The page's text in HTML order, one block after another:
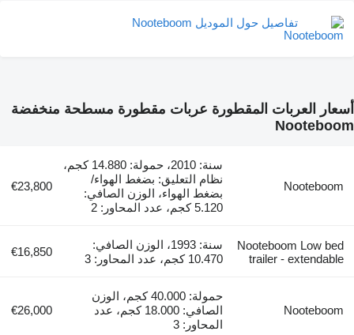
تفاصيل حول الموديل Nooteboom
أسعار العربات المقطورة عربات مقطورة مسطحة منخفضة
Nooteboom
Nooteboom
سنة: 2010، حمولة: 14.880 كجم،
نظام التعليق: بضغط الهواء/
بضغط الهواء، الوزن الصافي:
5.120 كجم، عدد المحاور: 2
€23,800
Nooteboom Low bed
trailer - extendable
سنة: 1993، الوزن الصافي:
10.470 كجم، عدد المحاور: 3
€16,850
Nooteboom
حمولة: 40.000 كجم، الوزن
الصافي: 18.000 كجم، عدد
المحاور: 3
€26,000